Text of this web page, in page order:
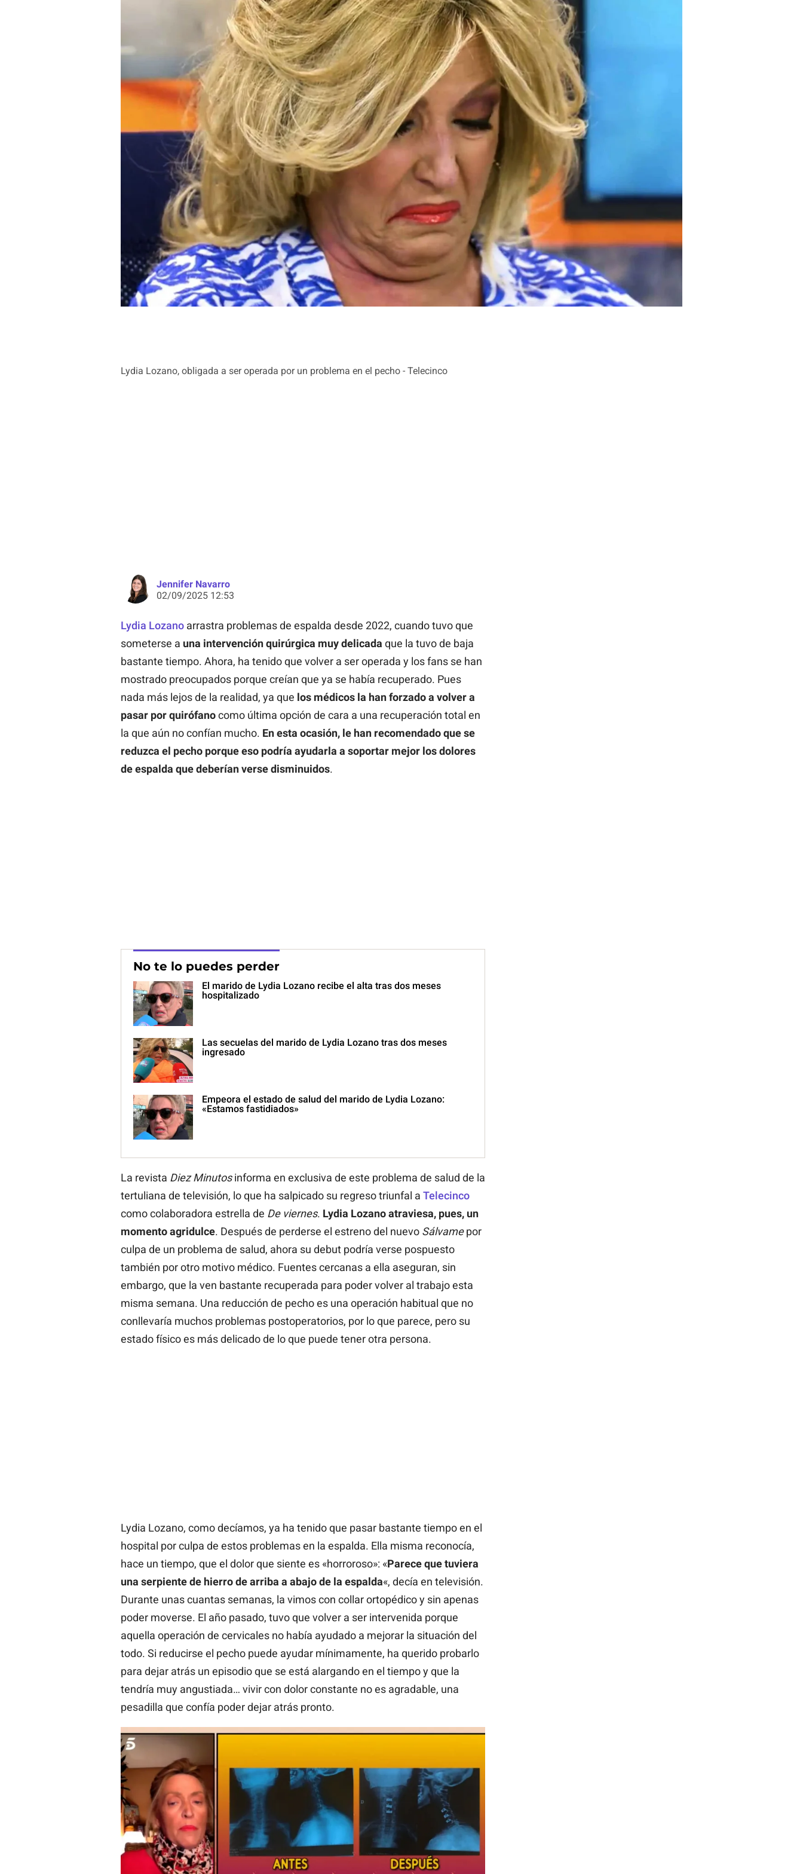
Lydia Lozano, obligada a ser operada por un problema en el pecho - Telecinco
Jennifer Navarro
02/09/2025 12:53
Lydia Lozanoarrastra problemas de espalda desde 2022, cuando tuvo que
someterse a una intervención quirúrgica muy delicada que la tuvo de baja
bastante tiempo. Ahora, ha tenido que volver a ser operada y los fans se han
mostrado preocupados porque creían que ya se había recuperado. Pues
nada más lejos de la realidad, ya que los médicos la han forzado a volver a
pasar por quirófanocomo última opción de cara a una recuperación total en
la que aún no confían mucho. En esta ocasión, le han recomendado que se
reduzca el pecho porque eso podría ayudarla a soportar mejor los dolores
de espalda que deberían verse disminuidos.
No te lo puedes perder
El marido de Lydia Lozano recibe el alta tras dos meses
hospitalizado
Las secuelas del marido de Lydia Lozano tras dos meses
ingresado
Empeora el estado de salud del marido de Lydia Lozano:
«Estamos fastidiados»
La revista Diez Minutosinforma en exclusiva de este problema de salud de la
tertuliana de televisión, lo que ha salpicado su regreso triunfal a Telecinco
como colaboradora estrella de De viernes. Lydia Lozano atraviesa, pues, un
momento agridulce. Después de perderse el estreno del nuevo Sálvamepor
culpa de un problema de salud, ahora su debut podría verse pospuesto
también por otro motivo médico. Fuentes cercanas a ella aseguran, sin
embargo, que la ven bastante recuperada para poder volver al trabajo esta
misma semana. Una reducción de pecho es una operación habitual que no
conllevaría muchos problemas postoperatorios, por lo que parece, pero su
estado físico es más delicado de lo que puede tener otra persona.
Lydia Lozano, como decíamos, ya ha tenido que pasar bastante tiempo en el
hospital por culpa de estos problemas en la espalda. Ella misma reconocía,
hace un tiempo, que el dolor que siente es «horroroso»: «Parece que tuviera
una serpiente de hierro de arriba a abajo de la espalda«, decía en televisión.
Durante unas cuantas semanas, la vimos con collar ortopédico y sin apenas
poder moverse. El año pasado, tuvo que volver a ser intervenida porque
aquella operación de cervicales no había ayudado a mejorar la situación del
todo. Si reducirse el pecho puede ayudar mínimamente, ha querido probarlo
para dejar atrás un episodio que se está alargando en el tiempo y que la
tendría muy angustiada… vivir con dolor constante no es agradable, una
pesadilla que confía poder dejar atrás pronto.